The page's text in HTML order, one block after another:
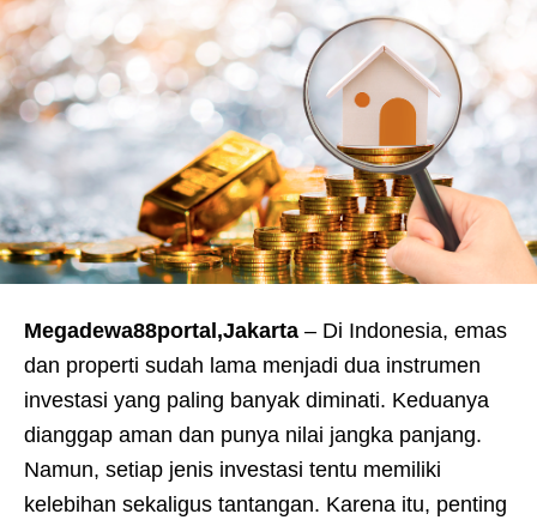
Megadewa88portal,Jakarta – Di Indonesia, emas
dan properti sudah lama menjadi dua instrumen
investasi yang paling banyak diminati. Keduanya
dianggap aman dan punya nilai jangka panjang.
Namun, setiap jenis investasi tentu memiliki
kelebihan sekaligus tantangan. Karena itu, penting